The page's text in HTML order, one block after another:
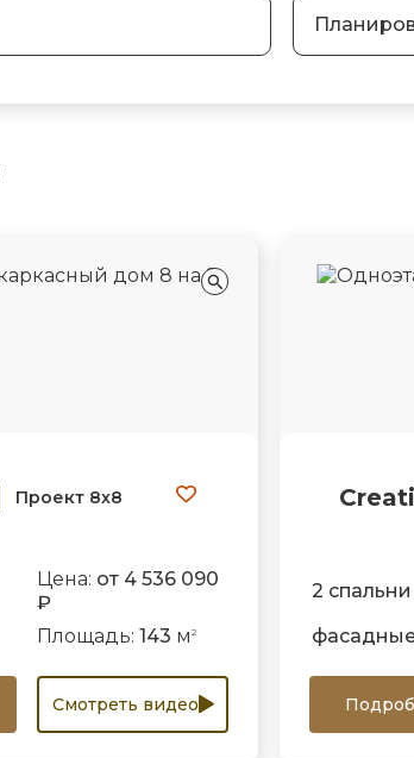
Проект 8х8
Цена: от 4 536 090
₽
Площадь: 143 м 2
Смотреть видео
2 спальни